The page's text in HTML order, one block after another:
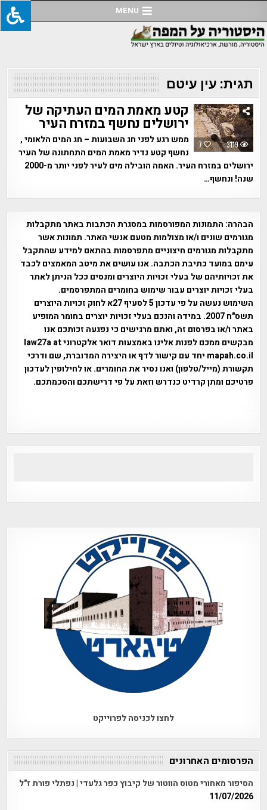
to
content
MENU
תגית: עין עיטם
7 3119
קטע מאמת המים העתיקה של
ירושלים נחשף במזרח העיר
ממש רגע לפני חג השבועות – חג המים הלאומי ,
נחשף קטע נדיר מאמת המים התחתונה של העיר
ירושלים במזרח העיר. האמה הובילה מים לעיר לפני יותר מ-2000
שנה! ונחשף…
הבהרה: התמונות המפורסמות במסגרת הכתבות באתר מתקבלות
מגורמים שונים ו/או מצולמות מטעם אנשי האתר. תמונות אשר
מתקבלות מגורמים חיצוניים מתפרסמות בהתאם למידע שהתקבל
עימם במועד כתיבת הכתבה. אנו עושים את מיטב המאמצים לכבד
את זכויותיהם של בעלי זכויות היוצרים ומנסים ככל הניתן לאתר
בעלי זכויות יוצרים עבור שימוש בחומרים המתפרסמים.
השימוש נעשה על פי עדכון 5 לסעיף 27א לחוק זכויות היוצרים
תשס"ח 2007. במידה והנכם בעלי זכויות יוצרים בחומר המופיע
באתר ו/או בפרסום זה, ואתם מרגישים כי נפגעה זכותכם אנו
מבקשים ממכם לפנות אלינו באמצעות דואר אלקטרוני law27a at
mapah.co.il יחד עם קישור לדף או היצירה המדוברת, שם ודרכי
תקשורת (מייל/טלפון) ואנו נסיר את החומרים. או לחילופין לעדכון
פרטיכם ומתן קרדיט כנדרש וזאת על פי דרישתכם והסכמתכם.
לחצו לכניסה לפרוייקט
הפרסומים האחרונים
הסיפור מאחורי מטוס הווטור של קיבוץ כפר גלעדי | נפתלי פורת ז"ל
11/07/2026